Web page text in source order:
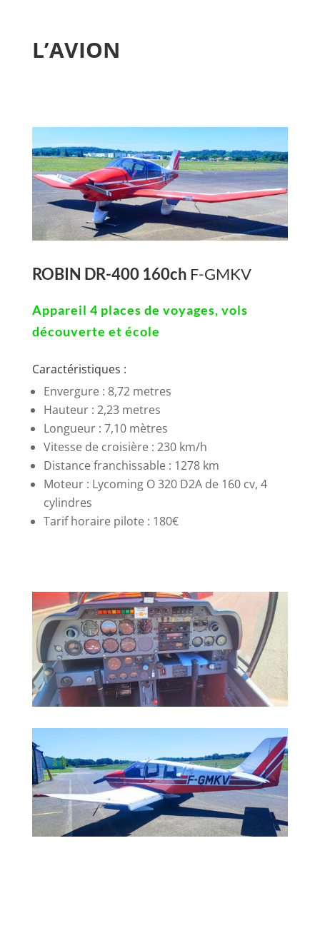
L’AVION
ROBIN DR-400 160ch F-GMKV
Appareil 4 places de voyages, vols
découverte et école
Caractéristiques :
Envergure : 8,72 metres
Hauteur : 2,23 metres
Longueur : 7,10 mètres
Vitesse de croisière : 230 km/h
Distance franchissable : 1278 km
Moteur : Lycoming O 320 D2A de 160 cv, 4
cylindres
Tarif horaire pilote : 180€